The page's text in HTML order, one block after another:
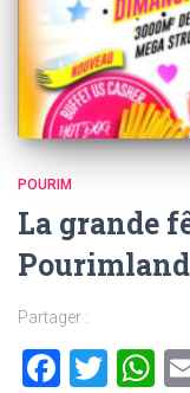
POURIM
La grande
Partager :